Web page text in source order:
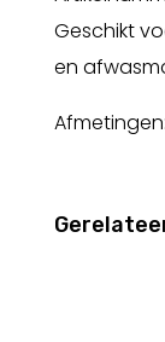
Geschikt
en
Afmetingen: